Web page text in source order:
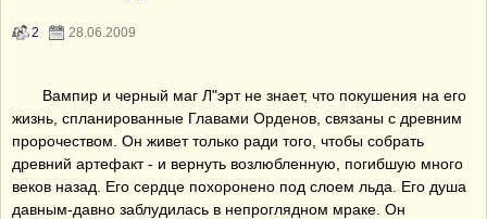
2 28.06.2009
Вампир и черный маг Л"эрт не знает, что покушения на его
жизнь, спланированные Главами Орденов, связаны с древним
пророчеством. Он живет только ради того, чтобы собрать
древний артефакт - и вернуть возлюбленную, погибшую много
веков назад. Его сердце похоронено под слоем льда. Его душа
давным-давно заблудилась в непроглядном мраке. Он